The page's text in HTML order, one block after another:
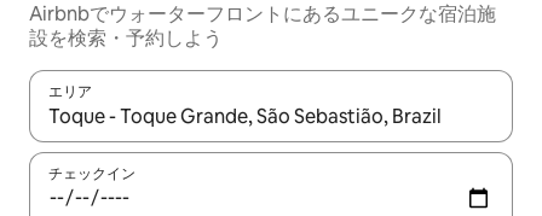
Airbnbでウォーターフロントにあるユニークな宿泊施
設を検索・予約しよう
エリア
検索結果が表示されたら、上下の矢印キーを使って移動するか
チェックイン